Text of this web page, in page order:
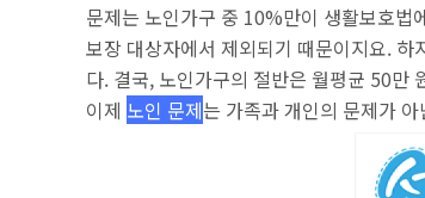
문제는 노인가구 중 10%만이 생활보호법
보장 대상자에서 제외되기 때문이지요.
다. 결국, 노인가구의 절반은 월평균 50만
이제 노인 문제는 가족과 개인의 문제가 아